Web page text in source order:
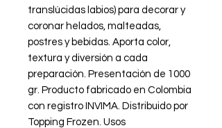
translúcidas labios) para decorar y
coronar helados, malteadas,
postres y bebidas. Aporta color,
textura y diversión a cada
preparación. Presentación de 1000
gr. Producto fabricado en Colombia
con registro INVIMA. Distribuido por
Topping Frozen. Usos